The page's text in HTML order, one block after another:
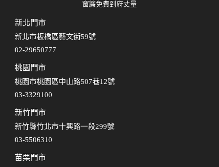
窗簾免費到府丈量
新北門市
新北市板橋區藝文街59號
02-29650777
桃園門市
桃園市桃園區中山路507巷12號
03-3329100
新竹門市
新竹縣竹北市十興路一段299號
03-5506310
苗栗門市